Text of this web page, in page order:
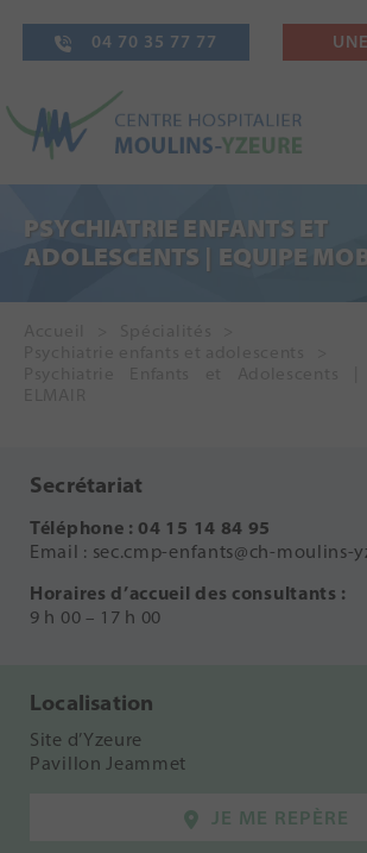
04 70 35 77 77
PSYCHIATRIE ENFANTS ET
ADOLESCENTS | EQUIPE
Secrétariat
Téléphone : 04 15 14 84 95
Email : sec.cmp-enfants@ch-moulins-
Horaires d’accueil des consultants :
9 h 00 – 17 h 00
Localisation
Site d’Yzeure
Pavillon Jeammet
JE ME REPÈRE